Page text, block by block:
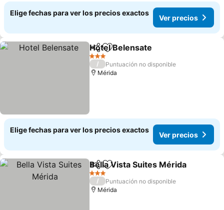
Elige fechas para ver los precios exactos
Ver precios
CompartirAgregar a favoritos
Hotel Belensate
3 Estrellas
/
Puntuación no disponible
Mérida
Elige fechas para ver los precios exactos
Ver precios
CompartirAgregar a favoritos
Bella Vista Suites Mérida
3 Estrellas
/
Puntuación no disponible
Mérida